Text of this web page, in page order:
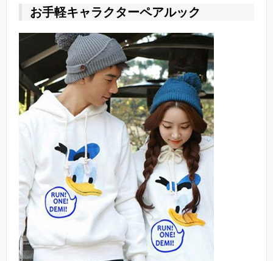
お手軽キャラクターペアルック